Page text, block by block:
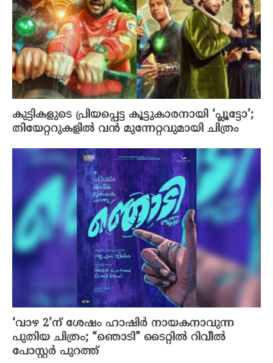
കുട്ടികളുടെ പ്രിയപ്പെട്ട കൂട്ടുകാരനായി ‘പ്ലൂട്ടോ’;
തിയേറ്ററുകളിൽ വൻ മുന്നേറ്റവുമായി ചിത്രം
‘വാഴ 2’ന് ശേഷം ഹാഷിർ നായകനാവുന്ന
പുതിയ ചിത്രം; “ഞൊടി” ടൈറ്റിൽ റിവീൽ
പോസ്റ്റർ പുറത്ത്